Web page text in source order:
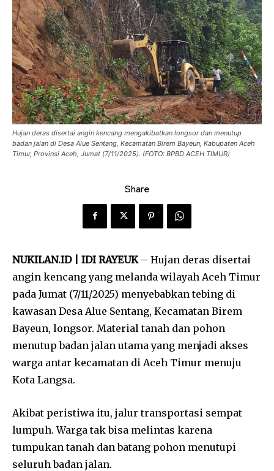
Hujan deras disertai angin kencang mengakibatkan longsor dan menutup
badan jalan di Desa Alue Sentang, Kecamatan Birem Bayeun, Kabupaten Aceh
Timur, Provinsi Aceh, Jumat (7/11/2025). (FOTO: BPBD ACEH TIMUR)
Share
NUKILAN.ID | IDI RAYEUK – Hujan deras disertai
angin kencang yang melanda wilayah Aceh Timur
pada Jumat (7/11/2025) menyebabkan tebing di
kawasan Desa Alue Sentang, Kecamatan Birem
Bayeun, longsor. Material tanah dan pohon
menutup badan jalan utama yang menjadi akses
warga antar kecamatan di Aceh Timur menuju
Kota Langsa.
Akibat peristiwa itu, jalur transportasi sempat
lumpuh. Warga tak bisa melintas karena
tumpukan tanah dan batang pohon menutupi
seluruh badan jalan.